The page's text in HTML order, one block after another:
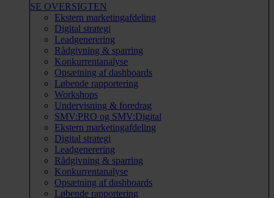
SE OVERSIGTEN
Ekstern marketingafdeling
Digital strategi
Leadgenerering
Rådgivning & sparring
Konkurrentanalyse
Opsætning af dashboards
Løbende rapportering
Workshops
Undervisning & foredrag
SMV:PRO og SMV:Digital
Ekstern marketingafdeling
Digital strategi
Leadgenerering
Rådgivning & sparring
Konkurrentanalyse
Opsætning af dashboards
Løbende rapportering